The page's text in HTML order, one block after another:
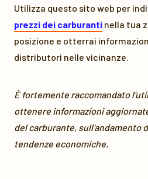
Utilizza questo sito web per
prezzi dei carburanti nella tua
posizione e otterrai
distributori nelle vicinanze.
È fortemente raccomandato
ottenere informazioni
del carburante, sull'andamento
tendenze economiche.